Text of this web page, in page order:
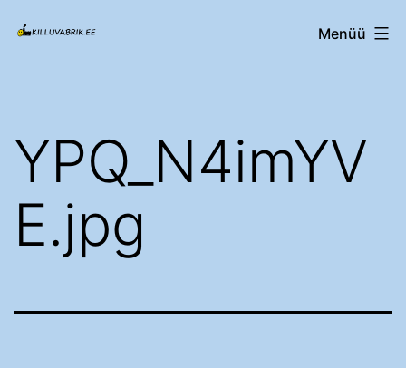
Killuvabrik.ee Menüü
YPQ_N4imYV
E.jpg